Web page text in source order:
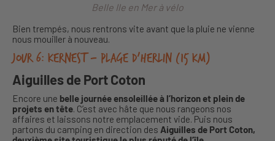
Belle Ile en Mer à vélo
Bien trempés, nous rentrons vite avant que la pluie ne vienne
nous mouiller à nouveau.
Jour 6: Kernest – plage d’Herlin (15 km)
Aiguilles de Port Coton
Encore une belle journée ensoleillée à l’horizon et plein de
projets en tête. C’est avec hâte que nous rangeons nos
affaires et laissons notre emplacement vide. Puis nous
partons du camping en direction des Aiguilles de Port Coton,